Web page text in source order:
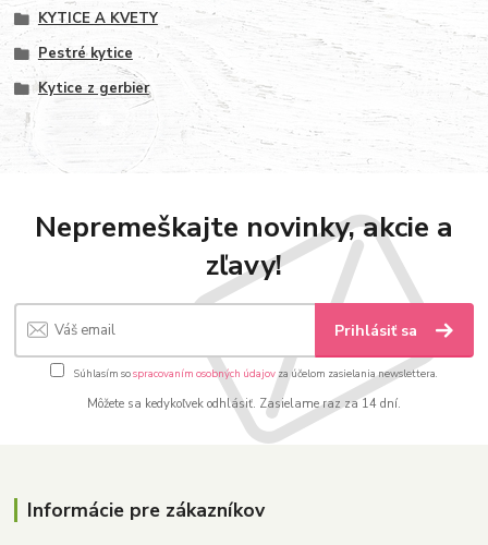
KYTICE A KVETY
Pestré kytice
Kytice z gerbier
Nepremeškajte novinky, akcie a
zľavy!
Prihlásiť sa
Súhlasím sospracovaním osobných údajovza účelom zasielania newslettera.
Môžete sa kedykoľvek odhlásiť. Zasielame raz za 14 dní.
Informácie pre zákazníkov